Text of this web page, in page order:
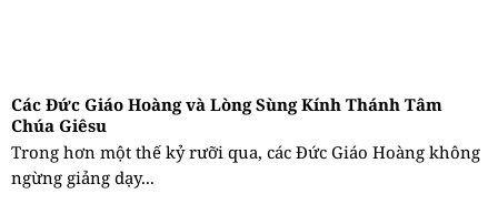
Các Đức Giáo Hoàng và Lòng Sùng Kính Thánh Tâm
Chúa Giêsu
Trong hơn một thế kỷ rưỡi qua, các Đức Giáo Hoàng không
ngừng giảng dạy...